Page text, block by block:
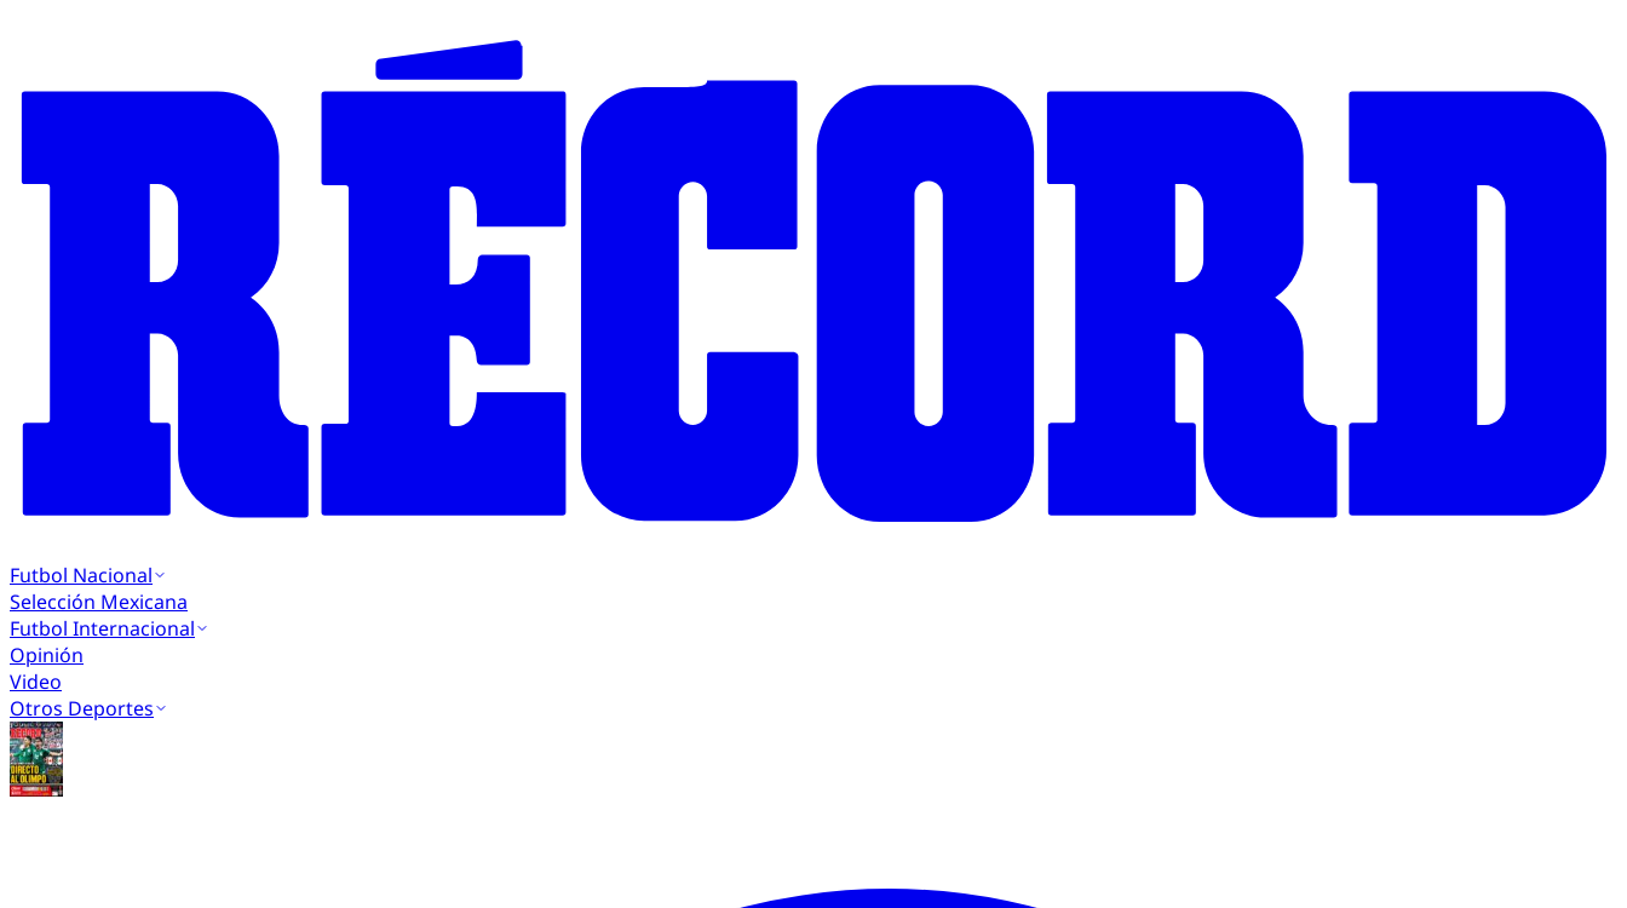
Futbol Nacional
Selección Mexicana
Futbol Internacional
Opinión
Video
Otros Deportes